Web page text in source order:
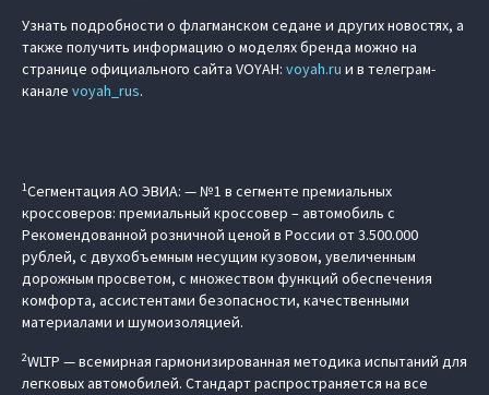
Узнать подробности о флагманском седане и других новостях, а
также получить информацию о моделях бренда можно на
странице официального сайта VOYAH: voyah.ru и в телеграм-
канале voyah_rus.
1Сегментация АО ЭВИА: — №1 в сегменте премиальных
кроссоверов: премиальный кроссовер – автомобиль c
Рекомендованной розничной ценой в России от 3.500.000
рублей, с двухобъемным несущим кузовом, увеличенным
дорожным просветом, с множеством функций обеспечения
комфорта, ассистентами безопасности, качественными
материалами и шумоизоляцией.
2WLTP — всемирная гармонизированная методика испытаний для
легковых автомобилей. Стандарт распространяется на все